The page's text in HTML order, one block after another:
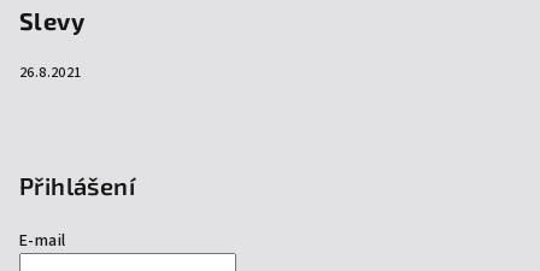
Slevy
26.8.2021
Přihlášení
E-mail